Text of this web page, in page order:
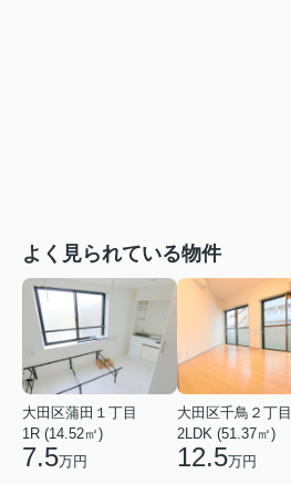
よく見られている物件
大田区蒲田１丁目
1R (14.52㎡)
7.5万円
大田区千鳥２丁目
2LDK (51.37㎡)
12.5万円